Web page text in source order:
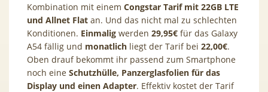
Kombination mit einem Congstar Tarif mit 22GB LTE
und Allnet Flat an. Und das nicht mal zu schlechten
Konditionen. Einmalig werden 29,95€ für das Galaxy
A54 fällig und monatlich liegt der Tarif bei 22,00€.
Oben drauf bekommt ihr passend zum Smartphone
noch eine Schutzhülle, Panzerglasfolien für das
Display und einen Adapter. Effektiv kostet der Tarif